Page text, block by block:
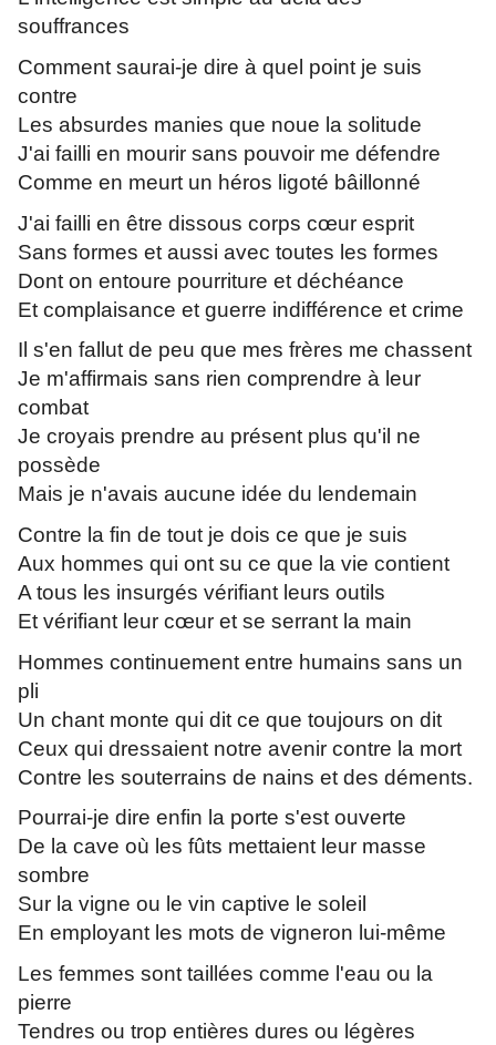
souffrances
Comment saurai-je dire à quel point je suis
contre
Les absurdes manies que noue la solitude
J'ai failli en mourir sans pouvoir me défendre
Comme en meurt un héros ligoté bâillonné
J'ai failli en être dissous corps cœur esprit
Sans formes et aussi avec toutes les formes
Dont on entoure pourriture et déchéance
Et complaisance et guerre indifférence et crime
Il s'en fallut de peu que mes frères me chassent
Je m'affirmais sans rien comprendre à leur
combat
Je croyais prendre au présent plus qu'il ne
possède
Mais je n'avais aucune idée du lendemain
Contre la fin de tout je dois ce que je suis
Aux hommes qui ont su ce que la vie contient
A tous les insurgés vérifiant leurs outils
Et vérifiant leur cœur et se serrant la main
Hommes continuement entre humains sans un
pli
Un chant monte qui dit ce que toujours on dit
Ceux qui dressaient notre avenir contre la mort
Contre les souterrains de nains et des déments.
Pourrai-je dire enfin la porte s'est ouverte
De la cave où les fûts mettaient leur masse
sombre
Sur la vigne ou le vin captive le soleil
En employant les mots de vigneron lui-même
Les femmes sont taillées comme l'eau ou la
pierre
Tendres ou trop entières dures ou légères